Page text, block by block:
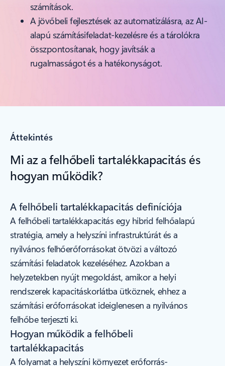
számítások.
A jövőbeli fejlesztések az automatizálásra, az AI-
alapú számításifeladat-kezelésre és a tárolókra
összpontosítanak, hogy javítsák a
rugalmasságot és a hatékonyságot.
Áttekintés
Mi az a felhőbeli tartalékkapacitás és
hogyan működik?
A felhőbeli tartalékkapacitás definíciója
A felhőbeli tartalékkapacitás egy hibrid felhőalapú
stratégia, amely a helyszíni infrastruktúrát és a
nyilvános felhőerőforrásokat ötvözi a változó
számítási feladatok kezeléséhez. Azokban a
helyzetekben nyújt megoldást, amikor a helyi
rendszerek kapacitáskorlátba ütköznek, ehhez a
számítási erőforrásokat ideiglenesen a nyilvános
felhőbe terjeszti ki.
Hogyan működik a felhőbeli
tartalékkapacitás
A folyamat a helyszíni környezet erőforrás-